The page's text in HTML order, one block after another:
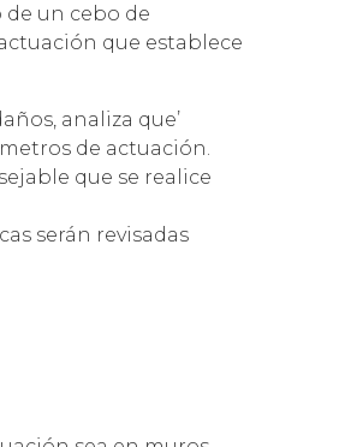
un cebo de
que establece
analiza que’
de actuación.
que se realice
serán revisadas